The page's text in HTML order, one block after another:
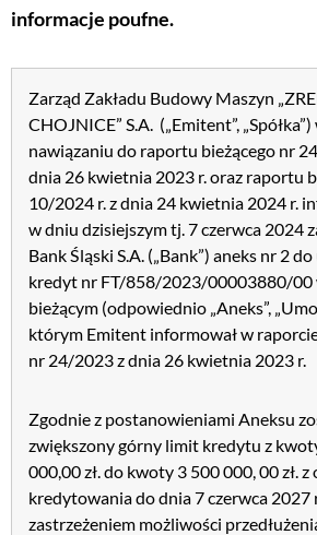
informacje poufne.
Zarząd Zakładu Budowy Maszyn
CHOJNICE” S.A. („Emitent”, „Spółka”)
nawiązaniu do raportu bieżącego nr
dnia 26 kwietnia 2023 r. oraz raportu
10/2024 r. z dnia 24 kwietnia 2024 r.
w dniu dzisiejszym tj. 7 czerwca 2024
Bank Śląski S.A. („Bank”) aneks nr 2
kredyt nr FT/858/2023/00003880/00
bieżącym (odpowiednio „Aneks”,
którym Emitent informował w
nr 24/2023 z dnia 26 kwietnia 2023 r.
Zgodnie z postanowieniami Aneksu
zwiększony górny limit kredytu z
000,00 zł. do kwoty 3 500 000, 00 zł. z
kredytowania do dnia 7 czerwca 2027
zastrzeżeniem możliwości